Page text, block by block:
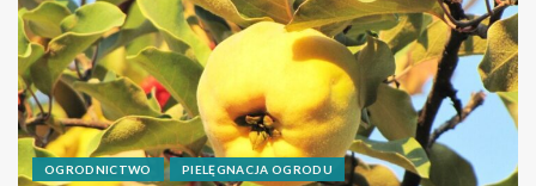
OGRODNICTWO PIELĘGNACJA OGRODU